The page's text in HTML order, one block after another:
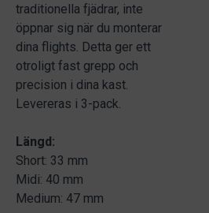
traditionella fjädrar, inte
öppnar sig när du monterar
dina flights. Detta ger ett
otroligt fast grepp och
precision i dina kast.
Levereras i 3-pack.
Längd:
Short: 33 mm
Midi: 40 mm
Medium: 47 mm